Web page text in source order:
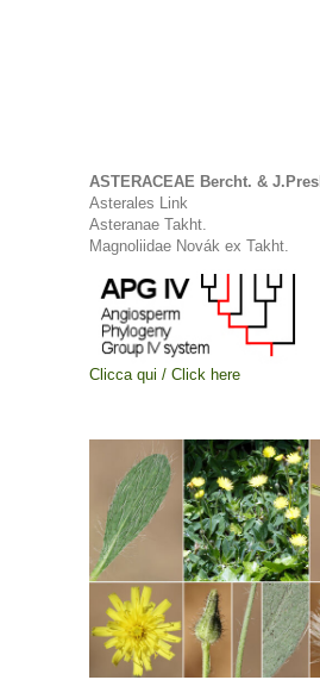
ASTERACEAE Bercht. & J.Presl
Asterales Link
Asteranae Takht.
Magnoliidae Novák ex Takht.
Clicca qui / Click here